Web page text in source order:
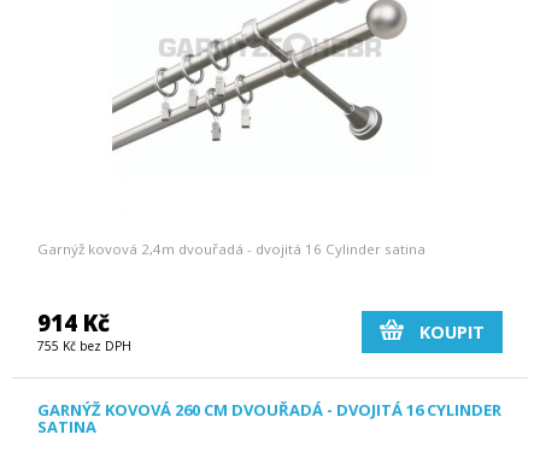
Garnýž kovová 2,4m dvouřadá - dvojitá 16 Cylinder satina
914 Kč
755 Kč bez DPH
KOUPIT
GARNÝŽ KOVOVÁ 260 CM DVOUŘADÁ - DVOJITÁ 16 CYLINDER
SATINA